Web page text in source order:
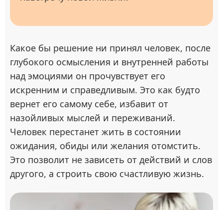
Какое бы решение ни принял человек, после
глубокого осмысления и внутренней работы
над эмоциями он прочувствует его
искренним и справедливым. Это как будто
вернет его самому себе, избавит от
назойливых мыслей и переживаний.
Человек перестанет жить в состоянии
ожидания, обиды или желания отомстить.
Это позволит не зависеть от действий и слов
другого, а строить свою счастливую жизнь.